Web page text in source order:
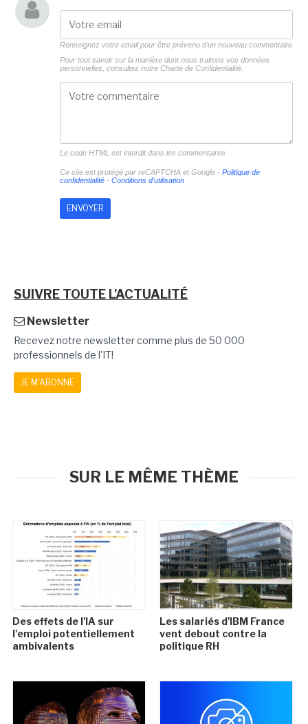
Renseignez votre email pour être prévenu d'un nouveau commentaire
Pour tout savoir sur la manière dont nous traitons vos données
personnelles, consultez notre Charte de Confidentialité.
Le code HTML est interdit dans les commentaires
Ce site est protégé par reCAPTCHA et Google - Politique de
confidentialité- Conditions d'utilisation
SUIVRE TOUTE L'ACTUALITÉ
Newsletter
Recevez notre newsletter comme plus de 50 000
professionnels de l'IT!
JE M'ABONNE
SUR LE MÊME THÈME
Des effets de l'IA sur
l'emploi potentiellement
ambivalents
Les salariés d'IBM France
vent debout contre la
politique RH